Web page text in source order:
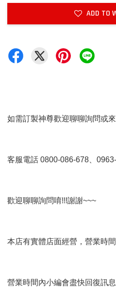
ADD TO
如需訂製神尊歡迎聊聊詢問或
客服電話 0800-086-678、
歡迎聊聊詢問唷!!!謝謝~~~
本店有實體店面經營，營業時
營業時間內小編會盡快回復訊